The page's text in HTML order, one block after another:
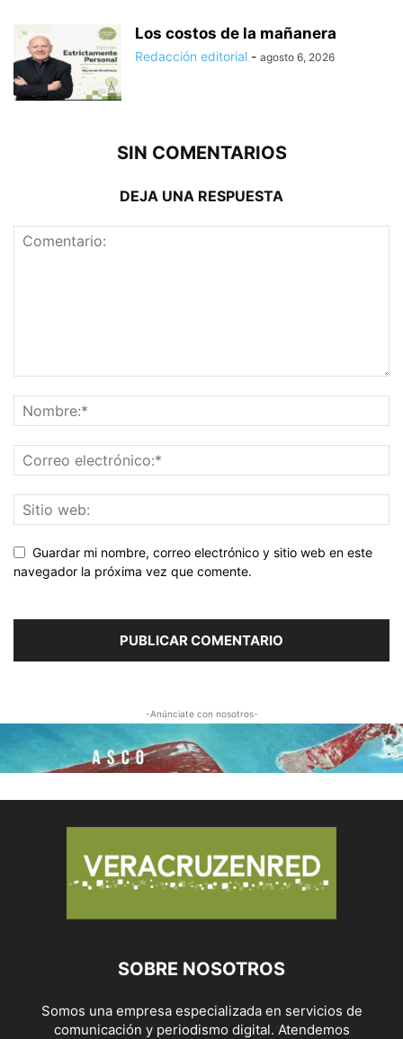
Los costos de la mañanera
Redacción editorial - agosto 6, 2026
SIN COMENTARIOS
DEJA UNA RESPUESTA
Guardar mi nombre, correo electrónico y sitio web en este
navegador la próxima vez que comente.
-Anúnciate con nosotros-
SOBRE NOSOTROS
Somos una empresa especializada en servicios de
comunicación y periodismo digital. Atendemos